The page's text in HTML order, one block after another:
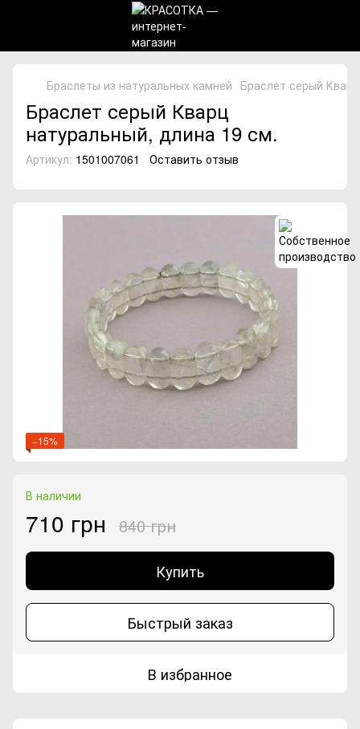
Браслеты из натуральных камней Браслет серый
Браслет серый Кварц
натуральный, длина 19 см.
Артикул: 1501007061 Оставить отзыв
−15%
В наличии
710 грн 840 грн
Купить
Быстрый заказ
В избранное